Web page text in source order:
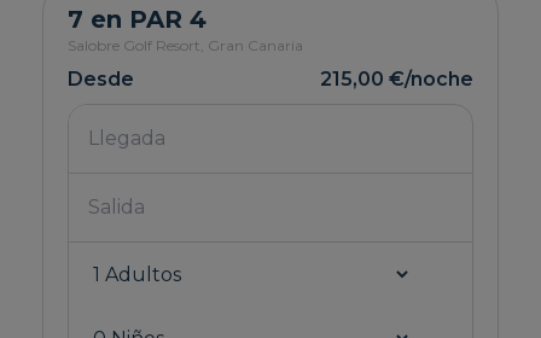
7 en PAR 4
Salobre Golf Resort, Gran Canaria
Desde 215,00 €/noche